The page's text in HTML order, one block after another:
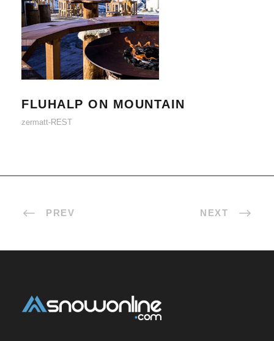
FLUHALP ON MOUNTAIN
FLUHALP ON MOUNTAIN
zermatt-REST
PREV NEXT